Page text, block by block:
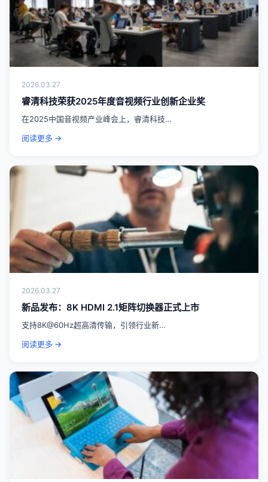
2026.03.27
睿清科技荣获2025年度音视频行业创新企业奖
在2025中国音视频产业峰会上，睿清科技…
阅读更多 →
2026.03.27
新品发布：8K HDMI 2.1矩阵切换器正式上市
支持8K@60Hz超高清传输，引领行业新…
阅读更多 →